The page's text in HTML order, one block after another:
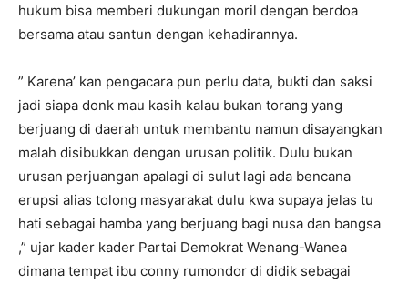
hukum bisa memberi dukungan moril dengan berdoa
bersama atau santun dengan kehadirannya.
” Karena’ kan pengacara pun perlu data, bukti dan saksi
jadi siapa donk mau kasih kalau bukan torang yang
berjuang di daerah untuk membantu namun disayangkan
malah disibukkan dengan urusan politik. Dulu bukan
urusan perjuangan apalagi di sulut lagi ada bencana
erupsi alias tolong masyarakat dulu kwa supaya jelas tu
hati sebagai hamba yang berjuang bagi nusa dan bangsa
,” ujar kader kader Partai Demokrat Wenang-Wanea
dimana tempat ibu conny rumondor di didik sebagai